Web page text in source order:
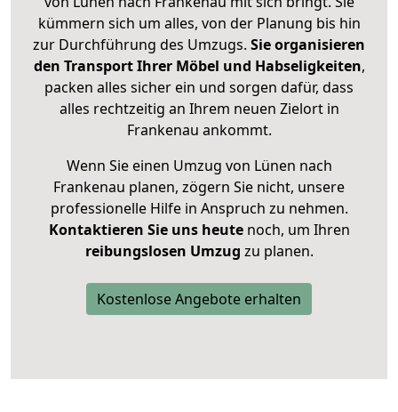
kümmern sich um alles, von der Planung bis hin
zur Durchführung des Umzugs. Sie organisieren
den Transport Ihrer Möbel und Habseligkeiten,
packen alles sicher ein und sorgen dafür, dass
alles rechtzeitig an Ihrem neuen Zielort in
Frankenau ankommt.
Wenn Sie einen Umzug von Lünen nach
Frankenau planen, zögern Sie nicht, unsere
professionelle Hilfe in Anspruch zu nehmen.
Kontaktieren Sie uns heutenoch, um Ihren
reibungslosen Umzug zu planen.
Kostenlose Angebote erhalten